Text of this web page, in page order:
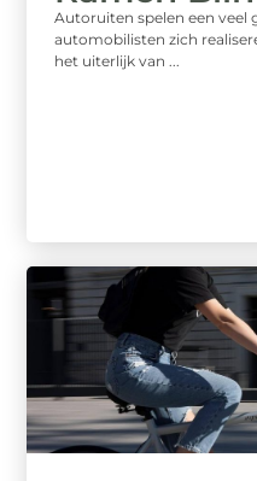
Autoruiten spelen een veel
automobilisten zich
het uiterlijk van ...